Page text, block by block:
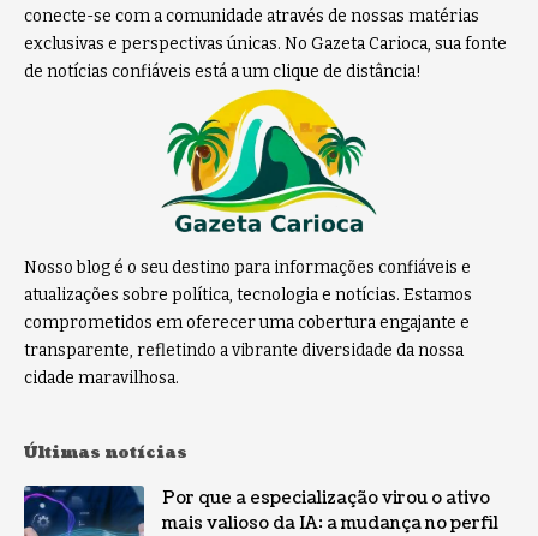
conecte-se com a comunidade através de nossas matérias
exclusivas e perspectivas únicas. No Gazeta Carioca, sua fonte
de notícias confiáveis está a um clique de distância!
Nosso blog é o seu destino para informações confiáveis e
atualizações sobre política, tecnologia e notícias. Estamos
comprometidos em oferecer uma cobertura engajante e
transparente, refletindo a vibrante diversidade da nossa
cidade maravilhosa.
Últimas notícias
Por que a especialização virou o ativo
mais valioso da IA: a mudança no perfil